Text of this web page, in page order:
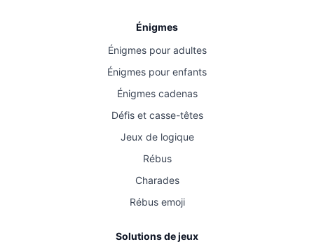
Énigmes
Énigmes pour adultes
Énigmes pour enfants
Énigmes cadenas
Défis et casse-têtes
Jeux de logique
Rébus
Charades
Rébus emoji
Solutions de jeux